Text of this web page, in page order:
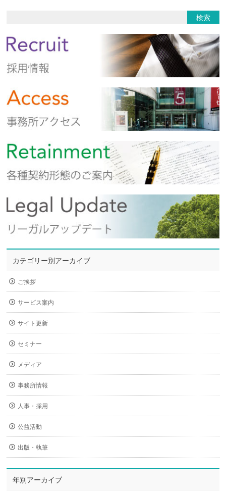
カテゴリー別アーカイブ
ご挨拶
サービス案内
サイト更新
セミナー
メディア
事務所情報
人事・採用
公益活動
出版・執筆
年別アーカイブ